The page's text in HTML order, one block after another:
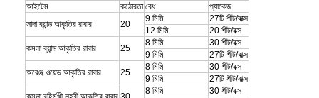
আইটেম কঠোরতা বেধ
প্যাকেজ
সাদা ব্যান্ড আকৃতির রাবার
20
9 মিমি
27টি শীট/বাক্স
12 মিমি
20 শীট/বক্স
কমলা ব্যান্ড আকৃতির রাবার
25
8 মিমি
30 শীট/বক্স
9 মিমি
27টি শীট/বাক্স
অরেঞ্জ ওয়েভ আকৃতির রাবার
25
8 মিমি
30 শীট/বক্স
9 মিমি
27টি শীট/বাক্স
8 মিমি
30 শীট/বক্স